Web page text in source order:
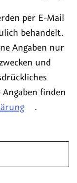
per E-Mail
behandelt.
Angaben nur
und
finden
.